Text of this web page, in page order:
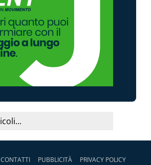
CONTATTI PUBBLICITÀ PRIVACY POLICY